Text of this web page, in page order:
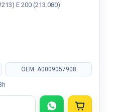
E 200 (213.080)
OEM: A0009057908